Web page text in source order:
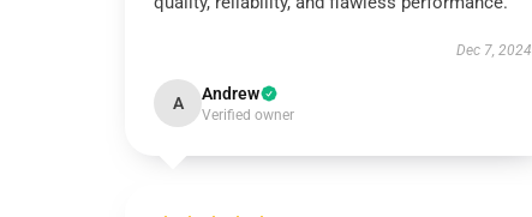
Dec 7, 2024
A Andrew
Verified owner